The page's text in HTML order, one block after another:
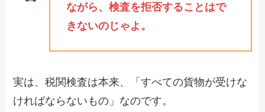
ながら、検査を拒否することはで
きないのじゃよ。
実は、税関検査は本来、「すべての貨物が受けな
ければならないもの」なのです。